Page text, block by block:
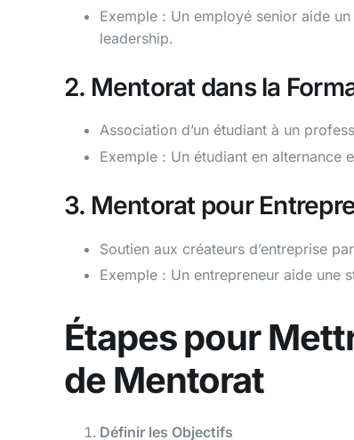
Exemple : Un employé senior aide
leadership.
2. Mentorat dans la
Association d’un étudiant à un
Exemple : Un étudiant en alternance
3. Mentorat pour
Soutien aux créateurs d’entreprise
Exemple : Un entrepreneur aide une
Étapes pour
de Mentorat
Définir les Objectifs